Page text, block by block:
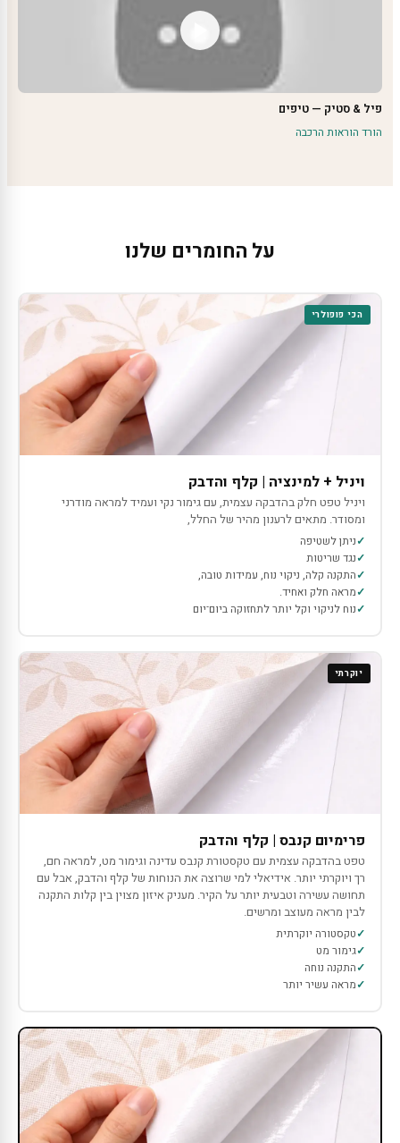
פיל & סטיק — טיפים
הורד הוראות הרכבה
על החומרים שלנו
הכי פופולרי
ויניל + למינציה | קלף והדבק
ויניל טפט חלק בהדבקה עצמית, עם גימור נקי ועמיד למראה מודרני
ומסודר. מתאים לרענון מהיר של החלל,
ניתן לשטיפה
נגד שריטות
התקנה קלה, ניקוי נוח, עמידות טובה,
מראה חלק ואחיד.
נוח לניקוי וקל יותר לתחזוקה ביום־יום
יוקרתי
פרימיום קנבס | קלף והדבק
טפט בהדבקה עצמית עם טקסטורת קנבס עדינה וגימור מט, למראה חם,
רך ויוקרתי יותר. אידיאלי למי שרוצה את הנוחות של קלף והדבק, אבל עם
תחושה עשירה וטבעית יותר על הקיר. מעניק איזון מצוין בין קלות התקנה
לבין מראה מעוצב ומרשים.
טקסטורה יוקרתית
גימור מט
התקנה נוחה
מראה עשיר יותר